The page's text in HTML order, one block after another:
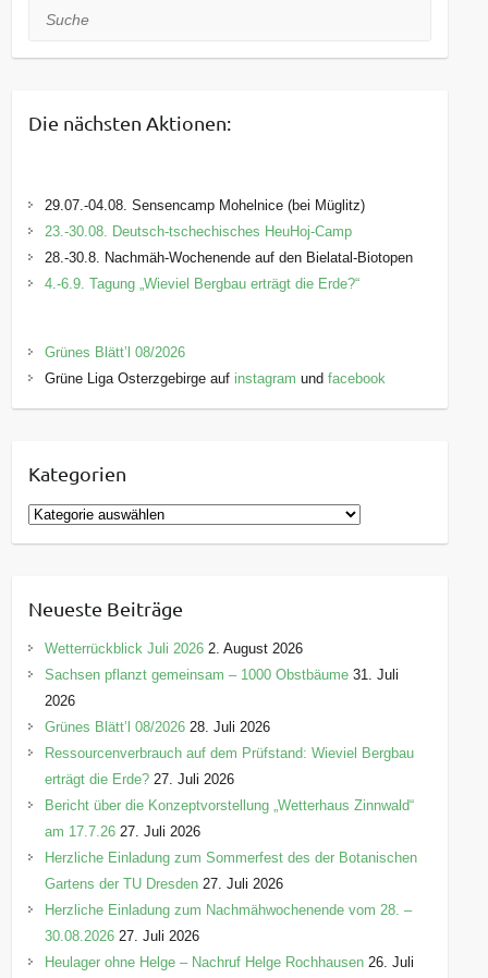
Suche
Die nächsten Aktionen:
29.07.-04.08. Sensencamp Mohelnice (bei Müglitz)
23.-30.08. Deutsch-tschechisches HeuHoj-Camp
28.-30.8. Nachmäh-Wochenende auf den Bielatal-Biotopen
4.-6.9. Tagung „Wieviel Bergbau erträgt die Erde?“
Grünes Blätt’l 08/2026
Grüne Liga Osterzgebirge auf instagram undfacebook
Kategorien
K
a
g
o
r
e
n
Neueste Beiträge
Wetterrückblick Juli 2026 2. August 2026
Sachsen pflanzt gemeinsam – 1000 Obstbäume 31. Juli
2026
Grünes Blätt’l 08/2026 28. Juli 2026
Ressourcenverbrauch auf dem Prüfstand: Wieviel Bergbau
erträgt die Erde? 27. Juli 2026
Bericht über die Konzeptvorstellung „Wetterhaus Zinnwald“
am 17.7.26 27. Juli 2026
Herzliche Einladung zum Sommerfest des der Botanischen
Gartens der TU Dresden 27. Juli 2026
Herzliche Einladung zum Nachmähwochenende vom 28. –
30.08.2026 27. Juli 2026
Heulager ohne Helge – Nachruf Helge Rochhausen 26. Juli